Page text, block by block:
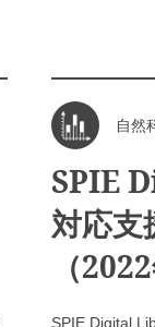
自然
SPIE
対応支
（
SPIE Digital